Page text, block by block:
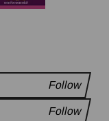
Follow
Follow